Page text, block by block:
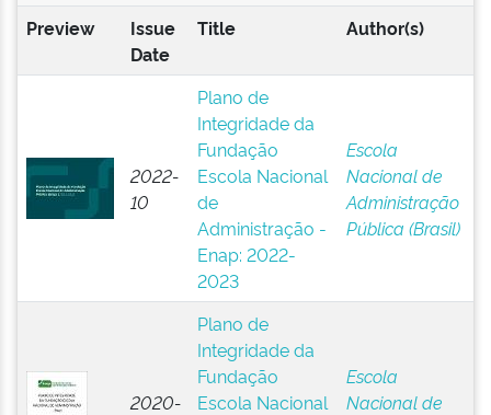
Preview
Issue
Date
Title Author(s)
2022-
10
Plano de
Integridade da
Fundação
Escola Nacional
de
Administração -
Enap: 2022-
2023
Escola
Nacional de
Administração
Pública (Brasil)
2020-
Plano de
Integridade da
Fundação
Escola Nacional
Escola
Nacional de